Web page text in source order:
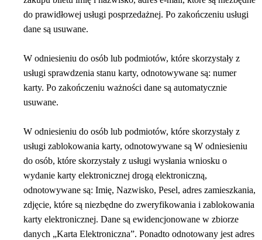
do prawidłowej usługi posprzedażnej. Po zakończeniu usługi
dane są usuwane.
W odniesieniu do osób lub podmiotów, które skorzystały z
usługi sprawdzenia stanu karty, odnotowywane są: numer
karty. Po zakończeniu ważności dane są automatycznie
usuwane.
W odniesieniu do osób lub podmiotów, które skorzystały z
usługi zablokowania karty, odnotowywane są W odniesieniu
do osób, które skorzystały z usługi wysłania wniosku o
wydanie karty elektronicznej drogą elektroniczną,
odnotowywane są: Imię, Nazwisko, Pesel, adres zamieszkania,
zdjęcie, które są niezbędne do zweryfikowania i zablokowania
karty elektronicznej. Dane są ewidencjonowane w zbiorze
danych „Karta Elektroniczna”. Ponadto odnotowany jest adres